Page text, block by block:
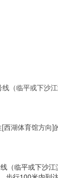
临平或下沙江
体育馆方向]
临平或下沙江